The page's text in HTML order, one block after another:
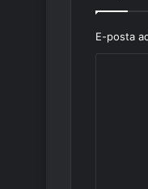
E-posta